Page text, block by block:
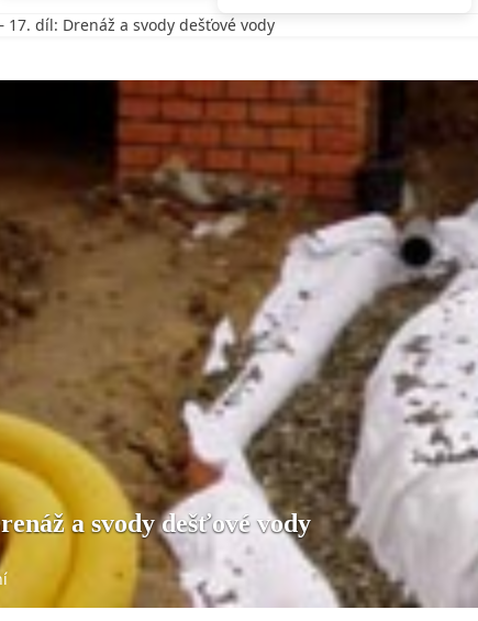
– 17. díl: Drenáž a svody dešťové vody
a svody dešťové vody